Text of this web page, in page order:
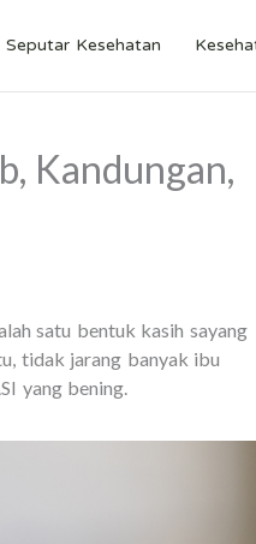
Seputar Kesehatan
Kandungan,
satu bentuk kasih sayang
tidak jarang banyak ibu
yang bening.